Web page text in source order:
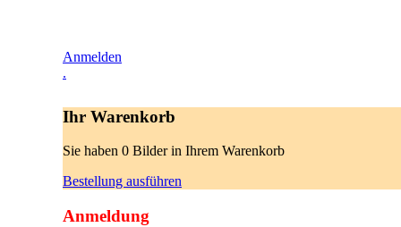
Anmelden
.
Ihr Warenkorb
Sie haben 0 Bilder in Ihrem Warenkorb
Bestellung ausführen
Anmeldung